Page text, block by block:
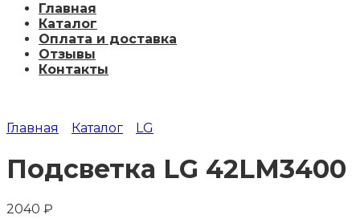
Главная
Каталог
Оплата и доставка
Отзывы
Контакты
Главная Каталог LG
Подсветка LG 42LМ3400
2040 ₽